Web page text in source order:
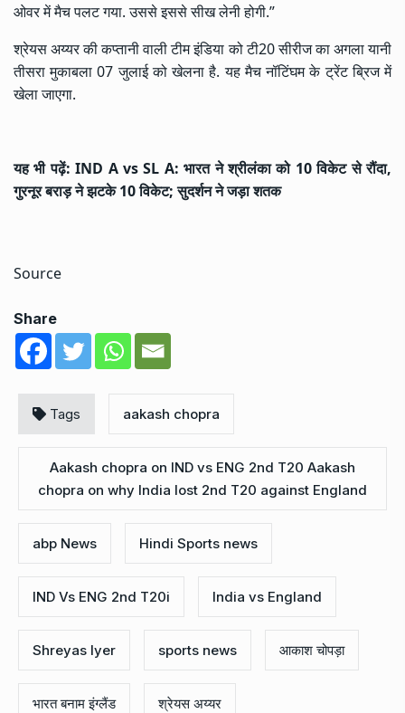
ओवर में मैच पलट गया. उससे इससे सीख लेनी होगी.”
श्रेयस अय्यर की कप्तानी वाली टीम इंडिया को टी20 सीरीज का अगला यानी
तीसरा मुकाबला 07 जुलाई को खेलना है. यह मैच नॉटिंघम के ट्रेंट ब्रिज में
खेला जाएगा.
यह भी पढ़ें:IND A vs SL A: भारत ने श्रीलंका को 10 विकेट से रौंदा,
गुरनूर बराड़ ने झटके 10 विकेट; सुदर्शन ने जड़ा शतक
Source
Share
Tags aakash chopra
Aakash chopra on IND vs ENG 2nd T20 Aakash
chopra on why India lost 2nd T20 against England
abp News Hindi Sports news
IND Vs ENG 2nd T20i India vs England
Shreyas Iyer sports news आकाश चोपड़ा
भारत बनाम इंग्लैंड श्रेयस अय्यर